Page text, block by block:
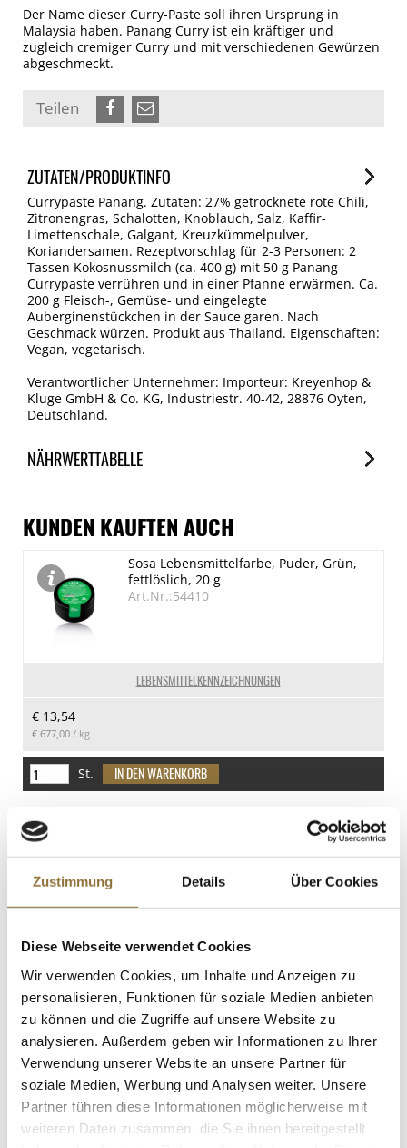
Zustimmung Details Über Cookies
Diese Webseite verwendet Cookies
Wir verwenden Cookies, um Inhalte und Anzeigen zu
personalisieren, Funktionen für soziale Medien anbieten
zu können und die Zugriffe auf unsere Website zu
analysieren. Außerdem geben wir Informationen zu Ihrer
Verwendung unserer Website an unsere Partner für
soziale Medien, Werbung und Analysen weiter. Unsere
Partner führen diese Informationen möglicherweise mit
weiteren Daten zusammen, die Sie ihnen bereitgestellt
Der Name dieser Curry-Paste soll ihren Ursprung in
Malaysia haben. Panang Curry ist ein kräftiger und
zugleich cremiger Curry und mit verschiedenen Gewürzen
abgeschmeckt.
Teilen
ZUTATEN/PRODUKTINFO
Currypaste Panang. Zutaten: 27% getrocknete rote Chili,
Zitronengras, Schalotten, Knoblauch, Salz, Kaffir-
Limettenschale, Galgant, Kreuzkümmelpulver,
Koriandersamen. Rezeptvorschlag für 2-3 Personen: 2
Tassen Kokosnussmilch (ca. 400 g) mit 50 g Panang
Currypaste verrühren und in einer Pfanne erwärmen. Ca.
200 g Fleisch-, Gemüse- und eingelegte
Auberginenstückchen in der Sauce garen. Nach
Geschmack würzen. Produkt aus Thailand. Eigenschaften:
Vegan, vegetarisch.
Verantwortlicher Unternehmer: Importeur: Kreyenhop &
Kluge GmbH & Co. KG, Industriestr. 40-42, 28876 Oyten,
Deutschland.
NÄHRWERTTABELLE
je 100g
Brennwert
512 kJ/123 kcal
Fett
6.2 g
11 g
3.4 g
14.2 g
KUNDEN KAUFTEN AUCH
LEBENSMITTELKENNZEICHNUNGEN
Sosa Lebensmittelfarbe, Puder, Grün,
fettlöslich, 20 g
Art.Nr.:54410
€ 13,54
€ 677,00 / kg
St.
LEBENSMITTELKENNZEICHNUNGEN
€ 7,98
€ 17,58/ kg
Raz el Hanout - Cous-Cous
Gewürzmischung, 1 kg
Art.Nr.:18275